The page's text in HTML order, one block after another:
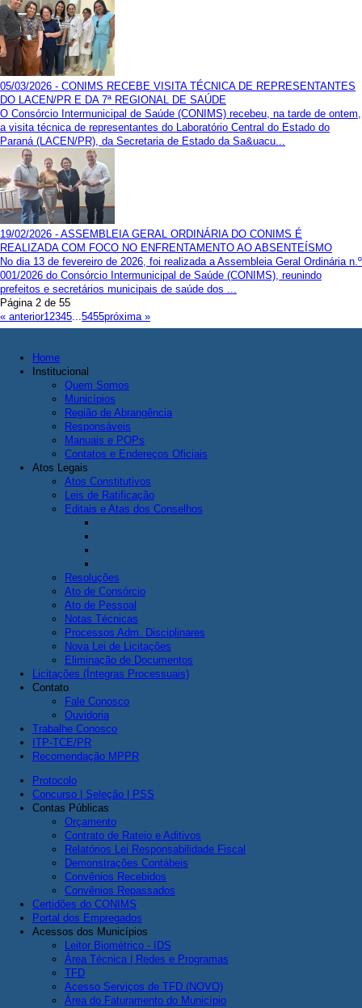
05/03/2026 - CONIMS RECEBE VISITA TÉCNICA DE REPRESENTANTES
DO LACEN/PR E DA 7ª REGIONAL DE SAÚDE
O Consórcio Intermunicipal de Saúde (CONIMS) recebeu, na tarde de ontem,
a visita técnica de representantes do Laboratório Central do Estado do
Paraná (LACEN/PR), da Secretaria de Estado da Sa&uacu...
19/02/2026 - ASSEMBLEIA GERAL ORDINÁRIA DO CONIMS É
REALIZADA COM FOCO NO ENFRENTAMENTO AO ABSENTEÍSMO
No dia 13 de fevereiro de 2026, foi realizada a Assembleia Geral Ordinária n.º
001/2026 do Consórcio Intermunicipal de Saúde (CONIMS), reunindo
prefeitos e secretários municipais de saúde dos ...
Página 2 de 55
« anterior12345...5455próxima »
Home
Institucional
Quem Somos
Municípios
Região de Abrangência
Responsáveis
Manuais e POPs
Contatos e Endereços Oficiais
Atos Legais
Atos Constitutivos
Leis de Ratificação
Editais e Atas dos Conselhos
Resoluções
Ato de Consórcio
Ato de Pessoal
Notas Técnicas
Processos Adm. Disciplinares
Nova Lei de Licitações
Eliminação de Documentos
Licitações (Íntegras Processuais)
Contato
Fale Conosco
Ouvidoria
Trabalhe Conosco
ITP-TCE/PR
Recomendação MPPR
Protocolo
Concurso | Seleção | PSS
Contas Públicas
Orçamento
Contrato de Rateio e Aditivos
Relatórios Lei Responsabilidade Fiscal
Demonstrações Contábeis
Convênios Recebidos
Convênios Repassados
Certidões do CONIMS
Portal dos Empregados
Acessos dos Municípios
Leitor Biométrico - IDS
Área Técnica | Redes e Programas
TFD
Acesso Serviços de TFD (NOVO)
Área do Faturamento do Município